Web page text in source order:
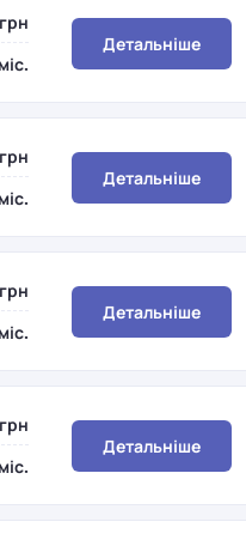
Детальніше
Детальніше
Детальніше
Детальніше